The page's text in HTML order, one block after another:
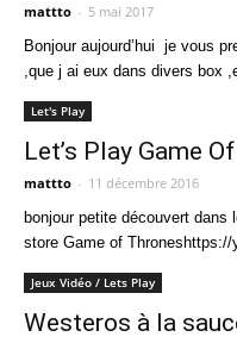
mattto - 5 mai 2017
Bonjour aujourd’hui je vous
,que j ai eux dans divers box
Let's Play
Let’s Play Game
mattto - 11 décembre 2016
bonjour petite découvert
store Game of
Jeux Vidéo / Lets Play
Westeros à la